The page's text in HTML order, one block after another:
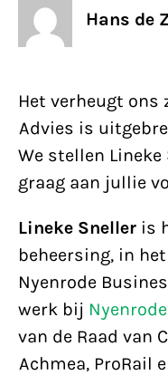
Hans de
Het verheugt ons
Advies is
We stellen
graag aan jullie
Lineke Sneller is
beheersing, in
Nyenrode
werk bij Nyenrode
van de Raad van
Achmea, ProRail